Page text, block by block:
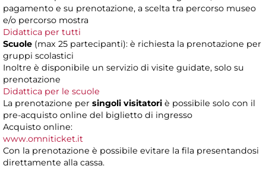
pagamento e su prenotazione, a scelta tra percorso museo
e/o percorso mostra
Didattica per tutti
Scuole (max 25 partecipanti): è richiesta la prenotazione per
gruppi scolastici
Inoltre è disponibile un servizio di visite guidate, solo su
prenotazione
Didattica per le scuole
La prenotazione per singoli visitatori è possibile solo con il
pre-acquisto online del biglietto di ingresso
Acquisto online:
www.omniticket.it
Con la prenotazione è possibile evitare la fila presentandosi
direttamente alla cassa.